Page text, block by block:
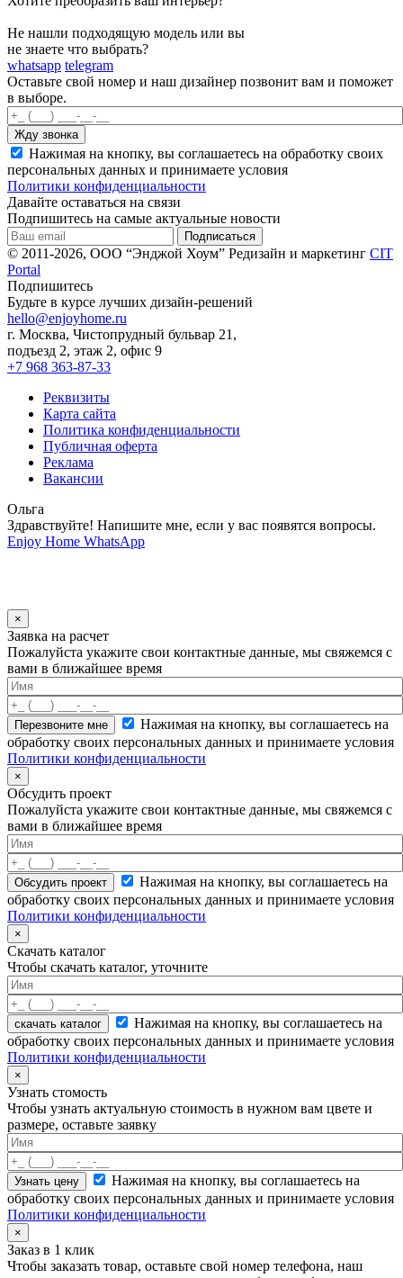
Не нашли подходящую модель или вы
не знаете что выбрать?
whatsapp telegram
Оставьте свой номер и наш дизайнер позвонит вам и поможет
в выборе.
Нажимая на кнопку, вы соглашаетесь на обработку своих
персональных данных и принимаете условия
Политики конфиденциальности
Давайте оставаться на связи
Подпишитесь на самые актуальные новости
© 2011-2026, ООО “Энджой Хоум” Редизайн и маркетинг CIT
Portal
Подпишитесь
Будьте в курсе лучших дизайн-решений
hello@enjoyhome.ru
г. Москва, Чистопрудный бульвар 21,
подъезд 2, этаж 2, офис 9
+7 968 363-87-33
Реквизиты
Карта сайта
Политика конфиденциальности
Публичная оферта
Реклама
Вакансии
Ольга
Здравствуйте! Напишите мне, если у вас появятся вопросы.
Enjoy Home WhatsApp
×
Заявка на расчет
Пожалуйста укажите свои контактные данные, мы свяжемся с
вами в ближайшее время
Нажимая на кнопку, вы соглашаетесь на
обработку своих персональных данных и принимаете условия
Политики конфиденциальности
×
Обсудить проект
Пожалуйста укажите свои контактные данные, мы свяжемся с
вами в ближайшее время
Нажимая на кнопку, вы соглашаетесь на
обработку своих персональных данных и принимаете условия
Политики конфиденциальности
×
Скачать каталог
Чтобы скачать каталог, уточните
скачать каталог
Нажимая на кнопку, вы соглашаетесь на
обработку своих персональных данных и принимаете условия
Политики конфиденциальности
×
Узнать стомость
Чтобы узнать актуальную стоимость в нужном вам цвете и
размере, оставьте заявку
Нажимая на кнопку, вы соглашаетесь на
обработку своих персональных данных и принимаете условия
Политики конфиденциальности
×
Заказ в 1 клик
Чтобы заказать товар, оставьте свой номер телефона, наш